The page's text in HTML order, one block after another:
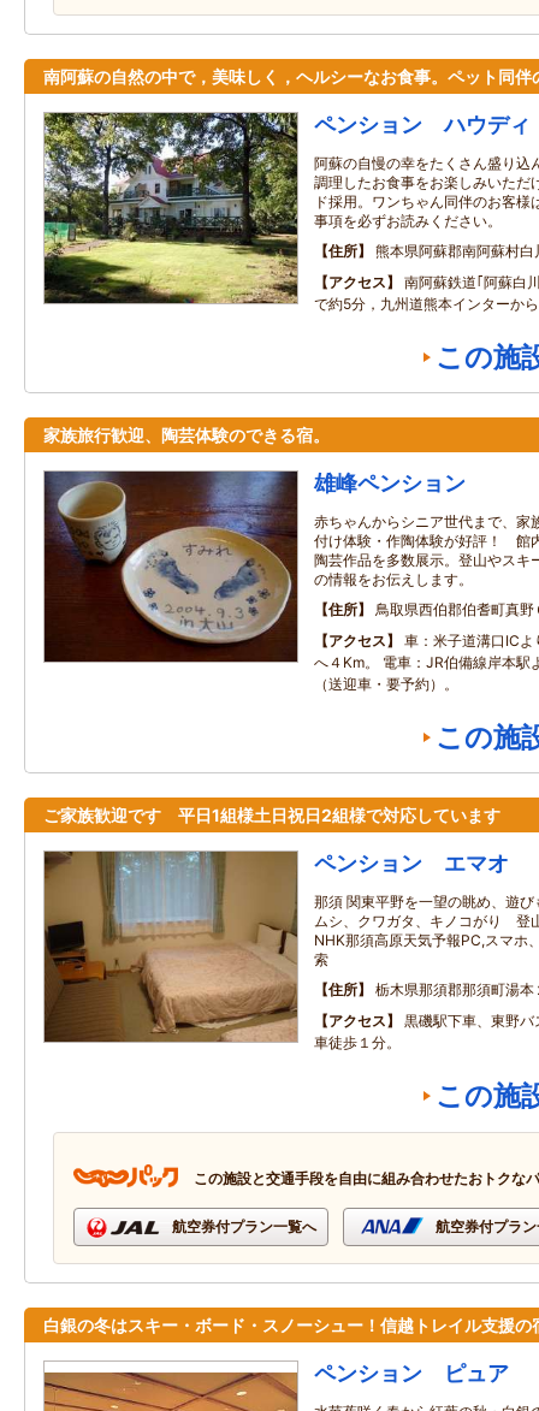
南阿蘇の自然の中で，美味しく，ヘルシーなお食事。ペット同伴
ペンション ハウディ
阿蘇の自慢の幸をたくさん盛り込
調理したお食事をお楽しみいただ
ド採用。ワンちゃん同伴のお客
事項を必ずお読みください。
住所
熊本県阿蘇郡南阿蘇村白
アクセス
南阿蘇鉄道｢阿蘇白
で約5分，九州道熊本インターか
この施
家族旅行歓迎、陶芸体験のできる宿。
雄峰ペンション
赤ちゃんからシニア世代まで、家
付け体験・作陶体験が好評！ 館
陶芸作品を多数展示。登山やスキ
の情報をお伝えします。
住所
鳥取県西伯郡伯耆町真野
アクセス
車：米子道溝口IC
へ４Km。 電車：JR伯備線岸本駅
（送迎車・要予約）。
この施
ご家族歓迎です 平日1組様土日祝日2組様で対応しています
ペンション エマオ
那須 関東平野を一望の眺め、遊
ムシ、クワガタ、キノコがり 登
NHK那須高原天気予報PC,スマホ
索
住所
栃木県那須郡那須町湯本
アクセス
黒磯駅下車、東野
車徒歩１分。
この施
この施設と交通手段を自由に組み合わせたおトクな
航空券付プラン一覧へ 航空券付プラ
白銀の冬はスキー・ボード・スノーシュー！信越トレイル支援の
ペンション ピュア